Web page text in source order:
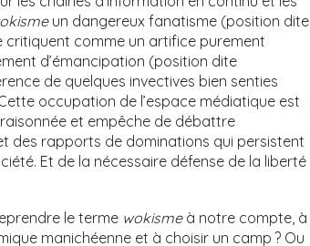
un dangereux fanatisme (position dite
comme un artifice purement
d’émancipation (position dite
de quelques invectives bien senties
occupation de l’espace médiatique est
et empêche de débattre
des rapports de dominations qui persistent
Et de la nécessaire défense de la liberté
le terme wokismeà notre compte, à
manichéenne et à choisir un camp ? Ou